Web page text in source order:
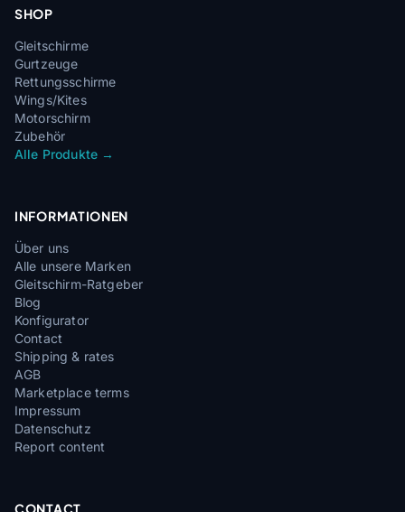
SHOP
Gleitschirme
Gurtzeuge
Rettungsschirme
Wings/Kites
Motorschirm
Zubehör
Alle Produkte →
INFORMATIONEN
Über uns
Alle unsere Marken
Gleitschirm-Ratgeber
Blog
Konfigurator
Contact
Shipping & rates
AGB
Marketplace terms
Impressum
Datenschutz
Report content
CONTACT